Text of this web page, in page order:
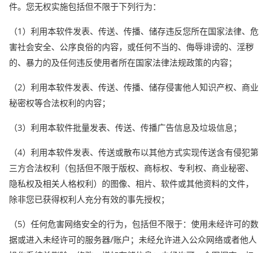
件。您无权实施包括但不限于下列行为：
（1）利用本软件发表、传送、传播、储存违反您所在国家法律、危
害社会安全、公序良俗的内容，或任何不当的、侮辱诽谤的、淫秽
的、暴力的及任何违反使用者所在国家法律法规政策的内容；
（2）利用本软件发表、传送、传播、储存侵害他人知识产权、商业
秘密权等合法权利的内容；
（3）利用本软件批量发表、传送、传播广告信息及垃圾信息；
（4）利用本软件发表、传送或散布以其他方式实现传送含有侵犯第
三方合法权利（包括但不限于版权、商标权、专利权、商业秘密、
隐私权及相关人格权利）的图像、相片、软件或其他资料的文件，
除非您已获得权利人充分有效的事先授权；
（5）任何危害网络安全的行为，包括但不限于：使用未经许可的数
据或进入未经许可的服务器/账户；未经允许进入公众网络或者他人